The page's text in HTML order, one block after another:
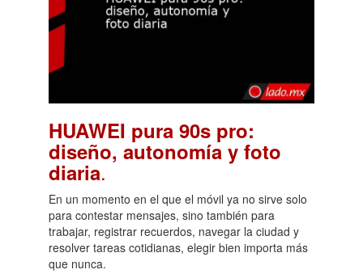
HUAWEI pura 90s pro:
diseño, autonomía y foto
diaria.
En un momento en el que el móvil ya no sirve solo
para contestar mensajes, sino también para
trabajar, registrar recuerdos, navegar la ciudad y
resolver tareas cotidianas, elegir bien importa más
que nunca.